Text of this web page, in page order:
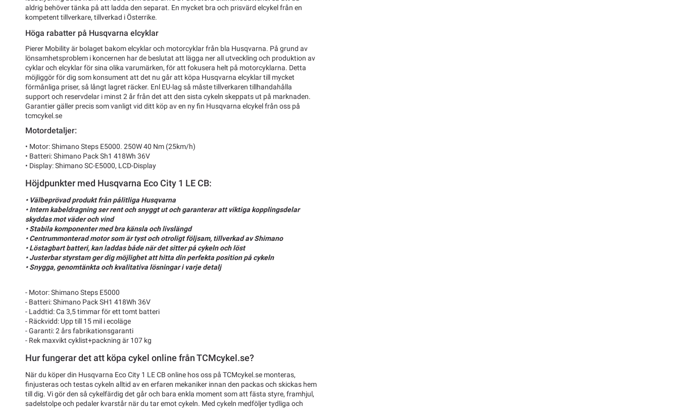
aldrig behöver tänka på att ladda den separat. En mycket bra och prisvärd elcykel från en
kompetent tillverkare, tillverkad i Österrike.
Höga rabatter på Husqvarna elcyklar
Pierer Mobility är bolaget bakom elcyklar och motorcyklar från bla Husqvarna. På grund av
lönsamhetsproblem i koncernen har de beslutat att lägga ner all utveckling och produktion av
cyklar och elcyklar för sina olika varumärken, för att fokusera helt på motorcyklarna. Detta
möjliggör för dig som konsument att det nu går att köpa Husqvarna elcyklar till mycket
förmånliga priser, så långt lagret räcker. Enl EU-lag så måste tillverkaren tillhandahålla
support och reservdelar i minst 2 år från det att den sista cykeln skeppats ut på marknaden.
Garantier gäller precis som vanligt vid ditt köp av en ny fin Husqvarna elcykel från oss på
tcmcykel.se
Motordetaljer:
• Motor: Shimano Steps E5000. 250W 40 Nm (25km/h)
• Batteri: Shimano Pack Sh1 418Wh 36V
• Display: Shimano SC-E5000, LCD-Display
Höjdpunkter med Husqvarna Eco City 1 LE CB:
• Välbeprövad produkt från pålitliga Husqvarna
• Intern kabeldragning ser rent och snyggt ut och garanterar att viktiga kopplingsdelar
skyddas mot väder och vind
• Stabila komponenter med bra känsla och livslängd
• Centrummonterad motor som är tyst och otroligt följsam, tillverkad av Shimano
• Löstagbart batteri, kan laddas både när det sitter på cykeln och löst
• Justerbar styrstam ger dig möjlighet att hitta din perfekta position på cykeln
• Snygga, genomtänkta och kvalitativa lösningar i varje detalj
- Motor: Shimano Steps E5000
- Batteri: Shimano Pack SH1 418Wh 36V
- Laddtid: Ca 3,5 timmar för ett tomt batteri
- Räckvidd: Upp till 15 mil i ecoläge
- Garanti: 2 års fabrikationsgaranti
- Rek maxvikt cyklist+packning är 107 kg
Hur fungerar det att köpa cykel online från TCMcykel.se?
När du köper din Husqvarna Eco City 1 LE CB online hos oss på TCMcykel.se monteras,
finjusteras och testas cykeln alltid av en erfaren mekaniker innan den packas och skickas hem
till dig. Vi gör den så cykelfärdig det går och bara enkla moment som att fästa styre, framhjul,
sadelstolpe och pedaler kvarstår när du tar emot cykeln. Med cykeln medföljer tydliga och